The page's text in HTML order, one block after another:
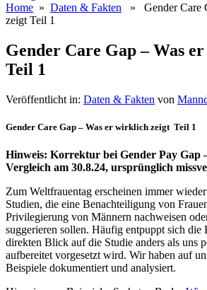
Home » Daten & Fakten » Gender Care
zeigt Teil 1
Gender Care Gap – Was
Teil 1
Veröffentlicht in: Daten & Fakten von
Gender Care Gap – Was er wirklich zeigt Teil 1
Hinweis: Korrektur bei Gender Pay Gap
Vergleich am 30.8.24, ursprünglich
Zum Weltfrauentag erscheinen immer
Studien, die eine Benachteiligung von
Privilegierung von Männern nachweisen
suggerieren sollen. Häufig entpuppt sich die
direkten Blick auf die Studie anders als uns
aufbereitet vorgesetzt wird. Wir haben auf
Beispiele dokumentiert und analysiert.